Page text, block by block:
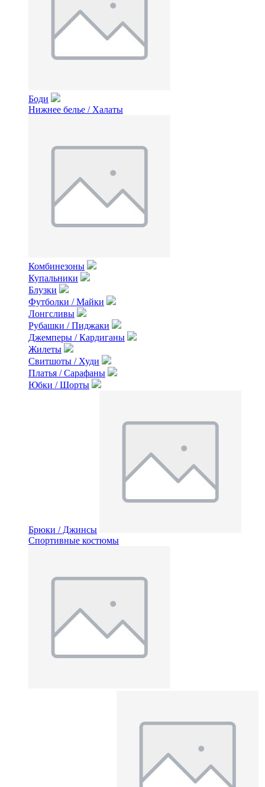
Боди
Нижнее белье / Халаты
Комбинезоны
Купальники
Блузки
Футболки / Майки
Лонгсливы
Рубашки / Пиджаки
Джемперы / Кардиганы
Жилеты
Свитшоты / Худи
Платья / Сарафаны
Юбки / Шорты
Брюки / Джинсы
Спортивные костюмы